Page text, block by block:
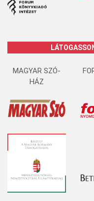
MAGYAR SZÓ-
HÁZ